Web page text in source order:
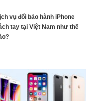
vụ đổi bảo hành iPhone
tay tại Việt Nam như thế